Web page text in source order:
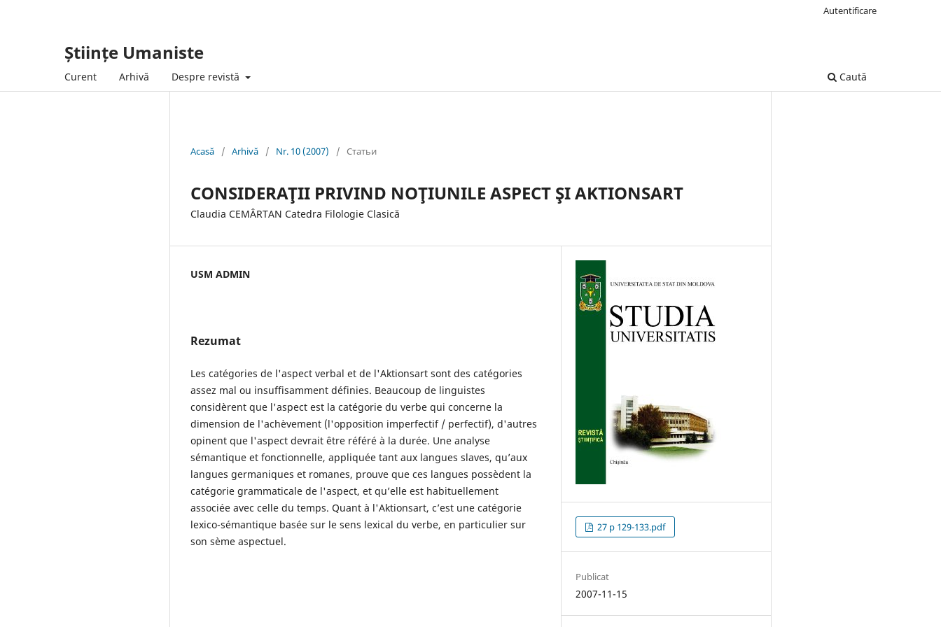
Științe Umaniste
Curent Arhivă Despre revistă Caută
Autentificare
Acasă / Arhivă / Nr. 10 (2007) / Статьи
CONSIDERAŢII PRIVIND NOŢIUNILE ASPECT ŞI AKTIONSART
Claudia CEMÂRTAN Catedra Filologie Clasică
USM ADMIN
Rezumat
Les catégories de l'aspect verbal et de l'Aktionsart sont des catégories
assez mal ou insuffisamment définies. Beaucoup de linguistes
considèrent que l'aspect est la catégorie du verbe qui concerne la
dimension de l'achèvement (l'opposition imperfectif / perfectif), d'autres
opinent que l'aspect devrait être référé à la durée. Une analyse
sémantique et fonctionnelle, appliquée tant aux langues slaves, qu’aux
langues germaniques et romanes, prouve que ces langues possèdent la
catégorie grammaticale de l'aspect, et qu’elle est habituellement
associée avec celle du temps. Quant à l'Aktionsart, c’est une catégorie
lexico-sémantique basée sur le sens lexical du verbe, en particulier sur
son sème aspectuel.
27 p 129-133.pdf
Publicat
2007-11-15